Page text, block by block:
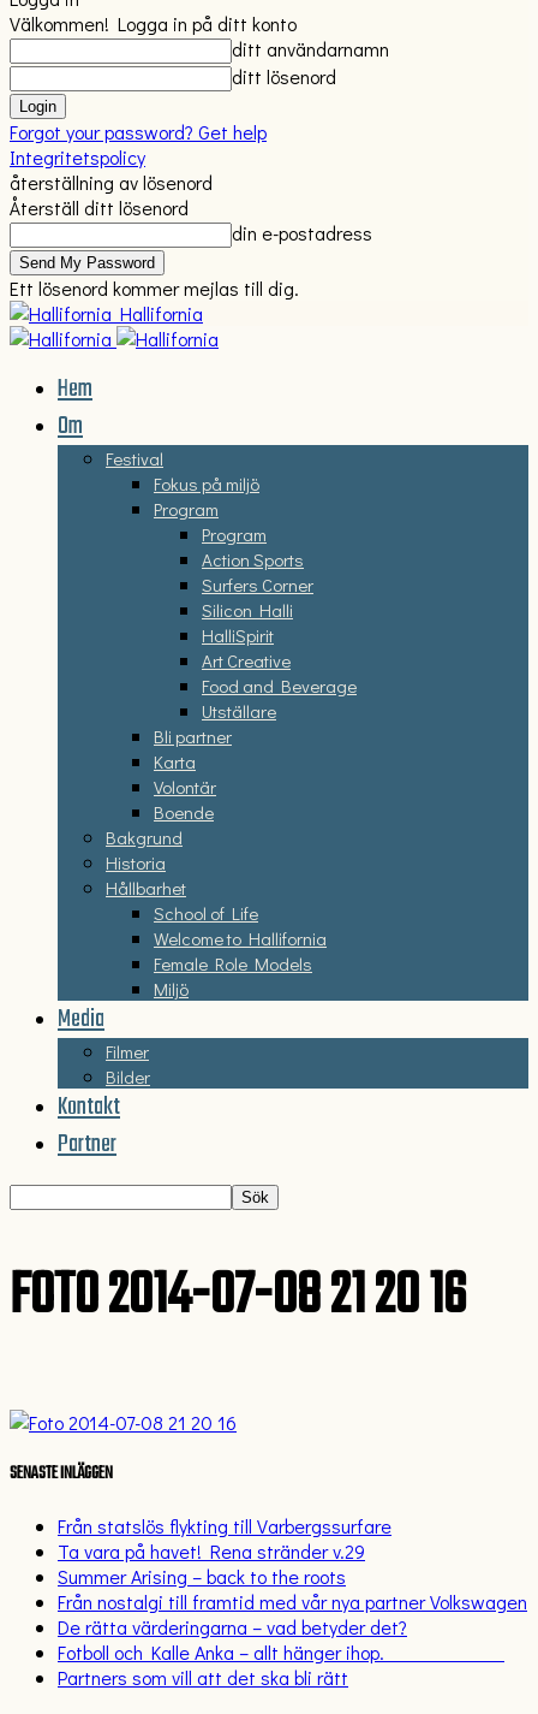
Välkommen! Logga in på ditt konto
ditt användarnamn
ditt lösenord
Forgot your password? Get help
Integritetspolicy
återställning av lösenord
Återställ ditt lösenord
din e-postadress
Ett lösenord kommer mejlas till dig.
Hallifornia
Hem
Om
Festival
Fokus på miljö
Program
Program
Action Sports
Surfers Corner
Silicon Halli
HalliSpirit
Art Creative
Food and Beverage
Utställare
Bli partner
Karta
Volontär
Boende
Bakgrund
Historia
Hållbarhet
School of Life
Welcome to Hallifornia
Female Role Models
Miljö
Media
Filmer
Bilder
Kontakt
Partner
FOTO 2014-07-08 21 20 16
SENASTE INLÄGGEN
Från statslös flykting till Varbergssurfare
Ta vara på havet! Rena stränder v.29
Summer Arising – back to the roots
Från nostalgi till framtid med vår nya partner Volkswagen
De rätta värderingarna – vad betyder det?
Fotboll och Kalle Anka – allt hänger ihop.
Partners som vill att det ska bli rätt